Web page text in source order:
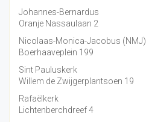
Johannes-Bernardus
Oranje Nassaulaan 2
Nicolaas-Monica-Jacobus (NMJ)
Boerhaaveplein 199
Sint Pauluskerk
Willem de Zwijgerplantsoen 19
Rafaëlkerk
Lichtenberchdreef 4